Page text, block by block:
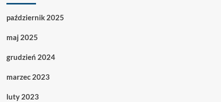
październik 2025
maj 2025
grudzień 2024
marzec 2023
luty 2023